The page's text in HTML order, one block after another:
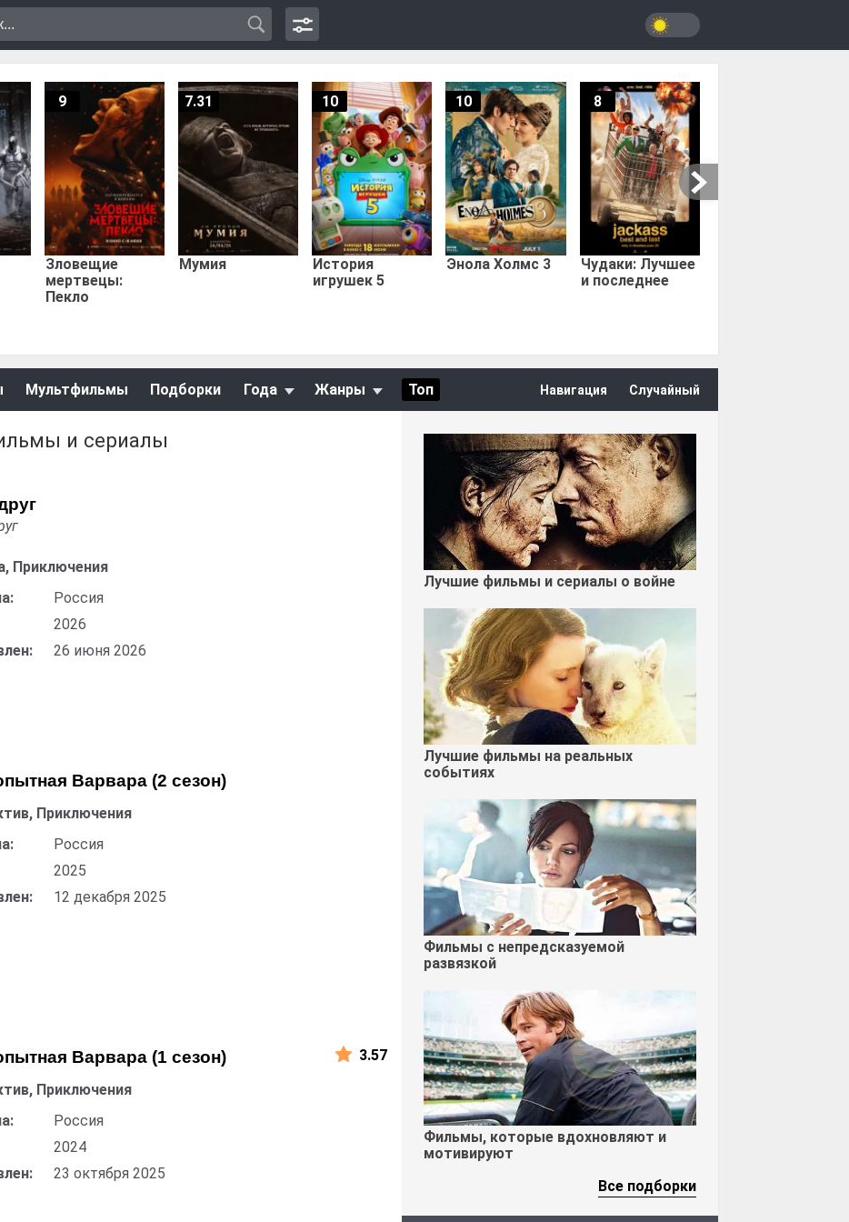
Зловещие
мертвецы:
Пекло
9
Мумия
7.31
История
игрушек 5
10
Энола Холмс 3
10
Чудаки: Лучшее
и последнее
8
Мультфильмы Подборки Года Жанры Топ Навигация Случайный
и сериалы
Приключения
Россия
2026
26 июня 2026
Варвара (2 сезон)
Приключения
Россия
2025
12 декабря 2025
Варвара (1 сезон)
Приключения
Россия
2024
23 октября 2025
3.57
Лучшие фильмы и сериалы о войне
Лучшие фильмы на реальных
событиях
Фильмы с непредсказуемой
развязкой
Фильмы, которые вдохновляют и
мотивируют
Все подборки